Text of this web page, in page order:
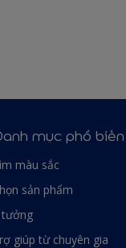
mục phổ biến
màu sắc
sản phẩm
tưởng
giúp từ chuyên gia